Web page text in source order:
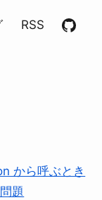
RSS
から呼ぶとき
題